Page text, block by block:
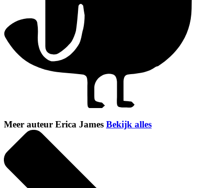
Meer auteur Erica James Bekijk alles